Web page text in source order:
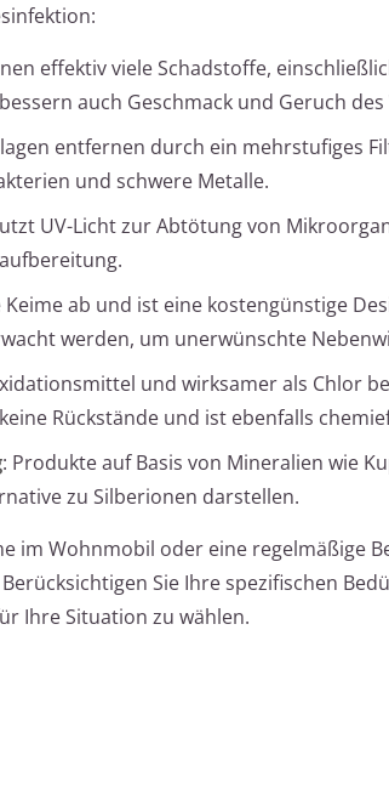
effektiv viele Schadstoffe,
auch Geschmack und Geruch des
entfernen durch ein mehrstufiges
und schwere Metalle.
UV-Licht zur Abtötung von
ab und ist eine kostengünstige
werden, um unerwünschte
und wirksamer als Chlor
Rückstände und ist ebenfalls
: Produkte auf Basis von Mineralien wie
zu Silberionen darstellen.
im Wohnmobil oder eine regelmäßige
Sie Ihre spezifischen
Ihre Situation zu wählen.